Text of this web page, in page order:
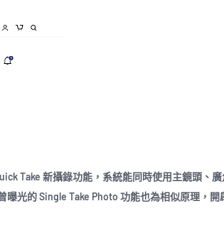
Take 新攝錄功能，系統能同時使用主鏡頭、廣
光的 Single Take Photo 功能也為相似原理，開